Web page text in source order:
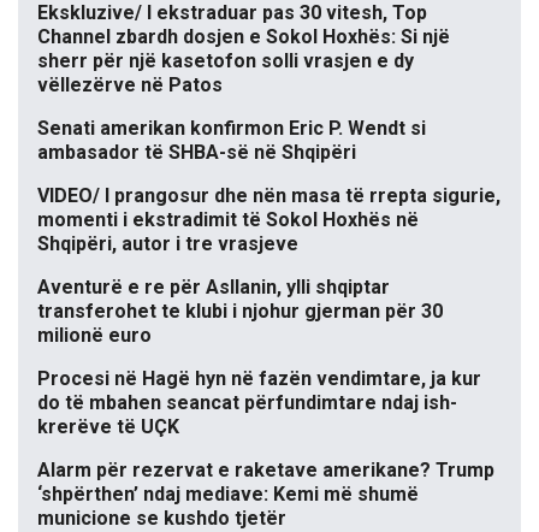
Ekskluzive/ I ekstraduar pas 30 vitesh, Top
Channel zbardh dosjen e Sokol Hoxhës: Si një
sherr për një kasetofon solli vrasjen e dy
vëllezërve në Patos
Senati amerikan konfirmon Eric P. Wendt si
ambasador të SHBA-së në Shqipëri
VIDEO/ I prangosur dhe nën masa të rrepta sigurie,
momenti i ekstradimit të Sokol Hoxhës në
Shqipëri, autor i tre vrasjeve
Aventurë e re për Asllanin, ylli shqiptar
transferohet te klubi i njohur gjerman për 30
milionë euro
Procesi në Hagë hyn në fazën vendimtare, ja kur
do të mbahen seancat përfundimtare ndaj ish-
krerëve të UÇK
Alarm për rezervat e raketave amerikane? Trump
‘shpërthen’ ndaj mediave: Kemi më shumë
municione se kushdo tjetër